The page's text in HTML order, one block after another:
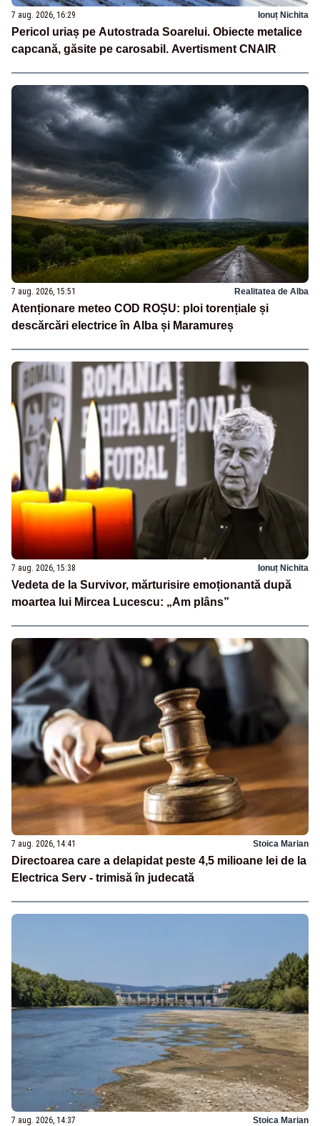
7 aug. 2026, 16:29 Ionuț Nichita
Pericol uriaș pe Autostrada Soarelui. Obiecte metalice
capcană, găsite pe carosabil. Avertisment CNAIR
7 aug. 2026, 15:51 Realitatea de Alba
Atenționare meteo COD ROȘU: ploi torențiale și
descărcări electrice în Alba și Maramureș
7 aug. 2026, 15:38 Ionuț Nichita
Vedeta de la Survivor, mărturisire emoționantă după
moartea lui Mircea Lucescu: „Am plâns”
7 aug. 2026, 14:41 Stoica Marian
Directoarea care a delapidat peste 4,5 milioane lei de la
Electrica Serv - trimisă în judecată
7 aug. 2026, 14:37 Stoica Marian